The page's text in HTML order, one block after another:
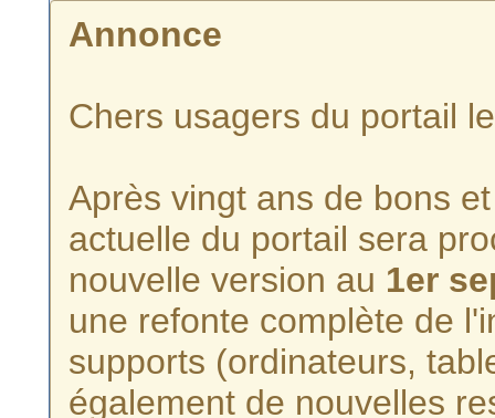
Annonce
Chers usagers du portail
Après vingt ans de bons
actuelle du portail sera
nouvelle version au 1er
une refonte complète de
supports (ordinateurs,
également de nouvelles